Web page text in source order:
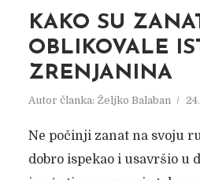
KAKO SU
OBLIKOVALE
ZRENJANINA
Autor članka: Željko Balaban
Ne počinji zanat na svoju
dobro ispekao i usavršio u